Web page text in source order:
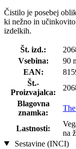
Čistilo je posebej
ki nežno in
izdelkih.
Št. izd.:
Vsebina:
90
EAN:
Št.-
Proizvajalca:
Blagovna
znamka:
Lastnosti:
na
Sestavine (INCI)